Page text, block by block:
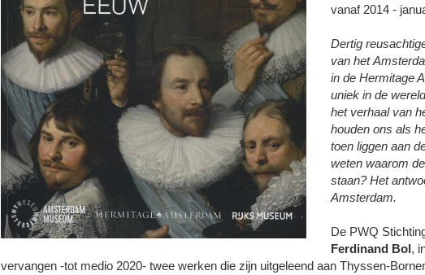
vanaf 2014 -
Dertig
van het
in de Hermitage
uniek in de
het verhaal van
houden ons als
toen liggen aan
weten waarom
staan? Het
Amsterdam.
De PWQ
Ferdinand Bol,
vervangen -tot medio 2020- twee werken die zijn uitgeleend aan Thyssen-